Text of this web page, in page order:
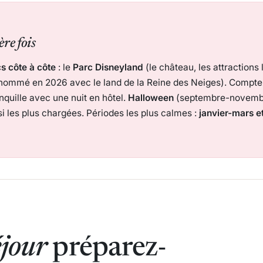
fois
côte à côte: le Parc Disneyland (le château, les
en 2026 avec le land de la Reine des Neiges).
avec une nuit en hôtel. Halloween(septembre-
les plus chargées. Périodes les plus calmes : janvier-mars
préparez-